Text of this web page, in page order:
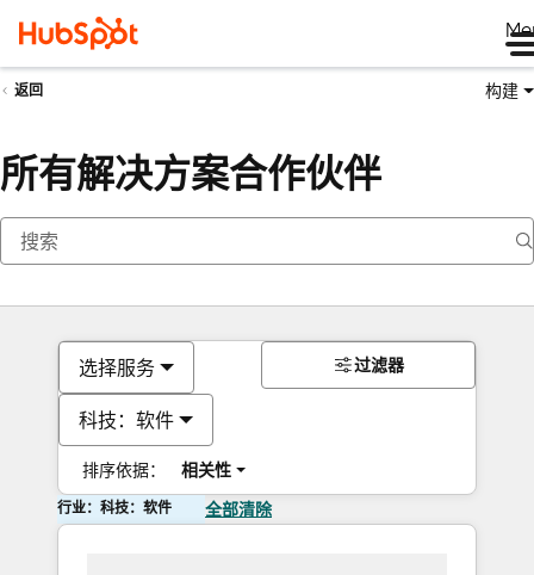
返回 构建
所有解决方案合作伙伴
选择服务
科技：软件
排序依据： 相关性
过滤器
行业：科技：软件 全部清除